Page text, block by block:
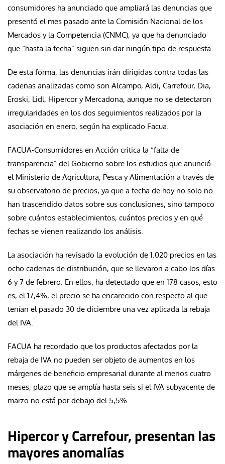
consumidores ha anunciado que ampliará las denuncias que
presentó el mes pasado ante la Comisión Nacional de los
Mercados y la Competencia (CNMC), ya que ha denunciado
que “hasta la fecha” siguen sin dar ningún tipo de respuesta.
De esta forma, las denuncias irán dirigidas contra todas las
cadenas analizadas como son Alcampo, Aldi, Carrefour, Dia,
Eroski, Lidl, Hipercor y Mercadona, aunque no se detectaron
irregularidades en los dos seguimientos realizados por la
asociación en enero, según ha explicado Facua.
FACUA-Consumidores en Acción critica la “falta de
transparencia” del Gobierno sobre los estudios que anunció
el Ministerio de Agricultura, Pesca y Alimentación a través de
su observatorio de precios, ya que a fecha de hoy no solo no
han trascendido datos sobre sus conclusiones, sino tampoco
sobre cuántos establecimientos, cuántos precios y en qué
fechas se vienen realizando los análisis.
La asociación ha revisado la evolución de 1.020 precios en las
ocho cadenas de distribución, que se llevaron a cabo los días
6 y 7 de febrero. En ellos, ha detectado que en 178 casos, esto
es, el 17,4%, el precio se ha encarecido con respecto al que
tenían el pasado 30 de diciembre una vez aplicada la rebaja
del IVA.
FACUA ha recordado que los productos afectados por la
rebaja de IVA no pueden ser objeto de aumentos en los
márgenes de beneficio empresarial durante al menos cuatro
meses, plazo que se amplía hasta seis si el IVA subyacente de
marzo no está por debajo del 5,5%.
Hipercor y Carrefour, presentan las
mayores anomalías